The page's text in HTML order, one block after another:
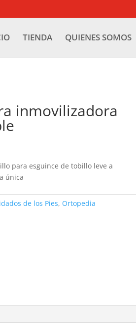
TIENDA QUIENES SOMOS
inmovilizadora
para esguince de tobillo leve a
única
de los Pies, Ortopedia